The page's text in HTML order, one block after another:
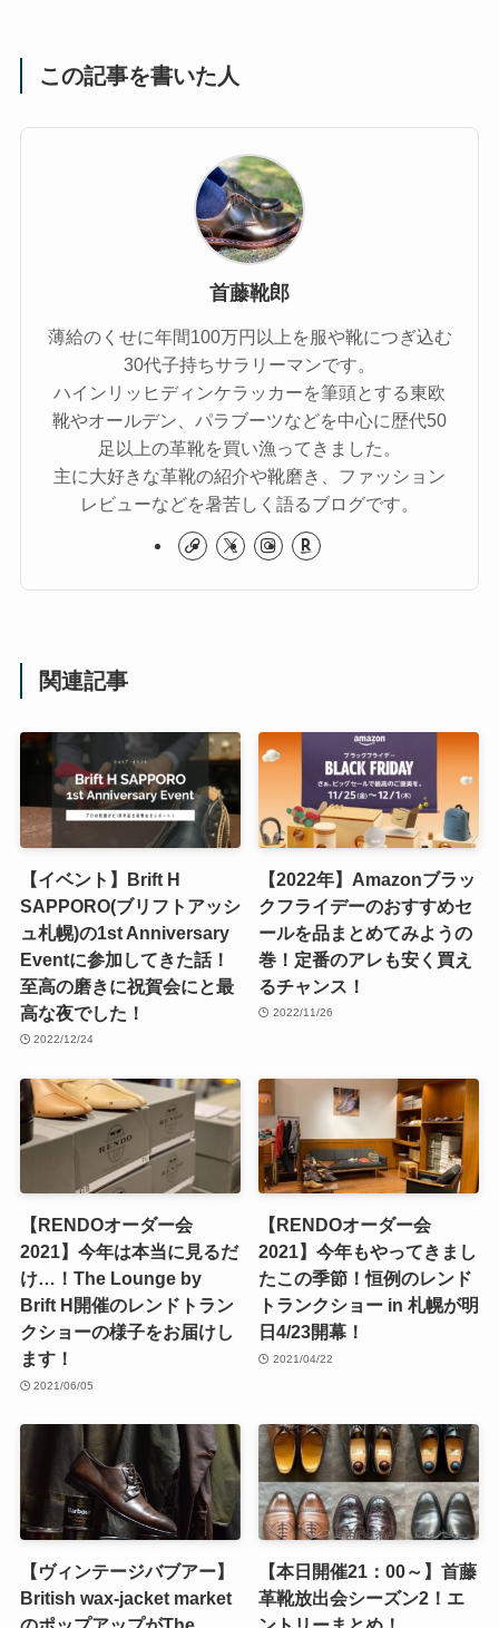
この記事を書いた人
首藤靴郎
薄給のくせに年間100万円以上を服や靴につぎ込む
30代子持ちサラリーマンです。
ハインリッヒディンケラッカーを筆頭とする東欧
靴やオールデン、パラブーツなどを中心に歴代50
足以上の革靴を買い漁ってきました。
主に大好きな革靴の紹介や靴磨き、ファッション
レビューなどを暑苦しく語るブログです。
関連記事
【イベント】Brift H
SAPPORO(ブリフトアッシ
ュ札幌)の1st Anniversary
Eventに参加してきた話！
至高の磨きに祝賀会にと最
高な夜でした！
2022/12/24
【2022年】Amazonブラッ
クフライデーのおすすめセ
ールを品まとめてみようの
巻！定番のアレも安く買え
るチャンス！
2022/11/26
【RENDOオーダー会
2021】今年は本当に見るだ
け…！The Lounge by
Brift H開催のレンドトラン
クショーの様子をお届けし
ます！
2021/06/05
【RENDOオーダー会
2021】今年もやってきまし
たこの季節！恒例のレンド
トランクショー in 札幌が明
日4/23開幕！
2021/04/22
【ヴィンテージバブアー】
British wax-jacket market
【本日開催21：00～】首藤
革靴放出会シーズン2！エ